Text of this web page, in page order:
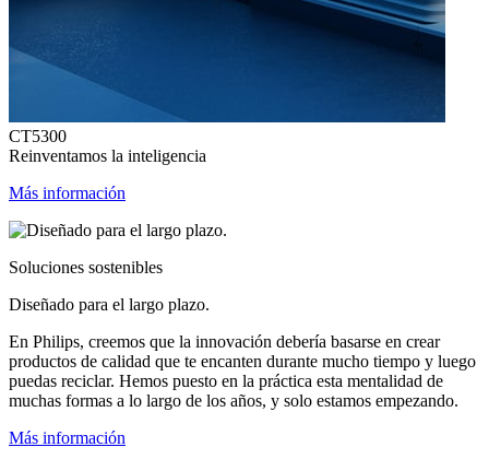
CT5300
Reinventamos la inteligencia
Más información
Soluciones sostenibles
Diseñado para el largo plazo.
En Philips, creemos que la innovación debería basarse en crear
productos de calidad que te encanten durante mucho tiempo y luego
puedas reciclar. Hemos puesto en la práctica esta mentalidad de
muchas formas a lo largo de los años, y solo estamos empezando.
Más información